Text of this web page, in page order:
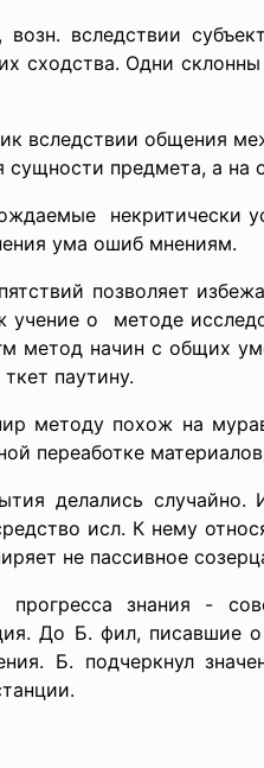
вследствии
сходства. Одни
вследствии общения
сущности предмета, а на
некритически
ума ошиб мнениям.
позволяет
учение о методе
метод начин с общих
паутину.
методу похож на
переаботке
делались
исл. К нему
не пассивное
знания -
До Б. фил, писавшие
Б. подчеркнул